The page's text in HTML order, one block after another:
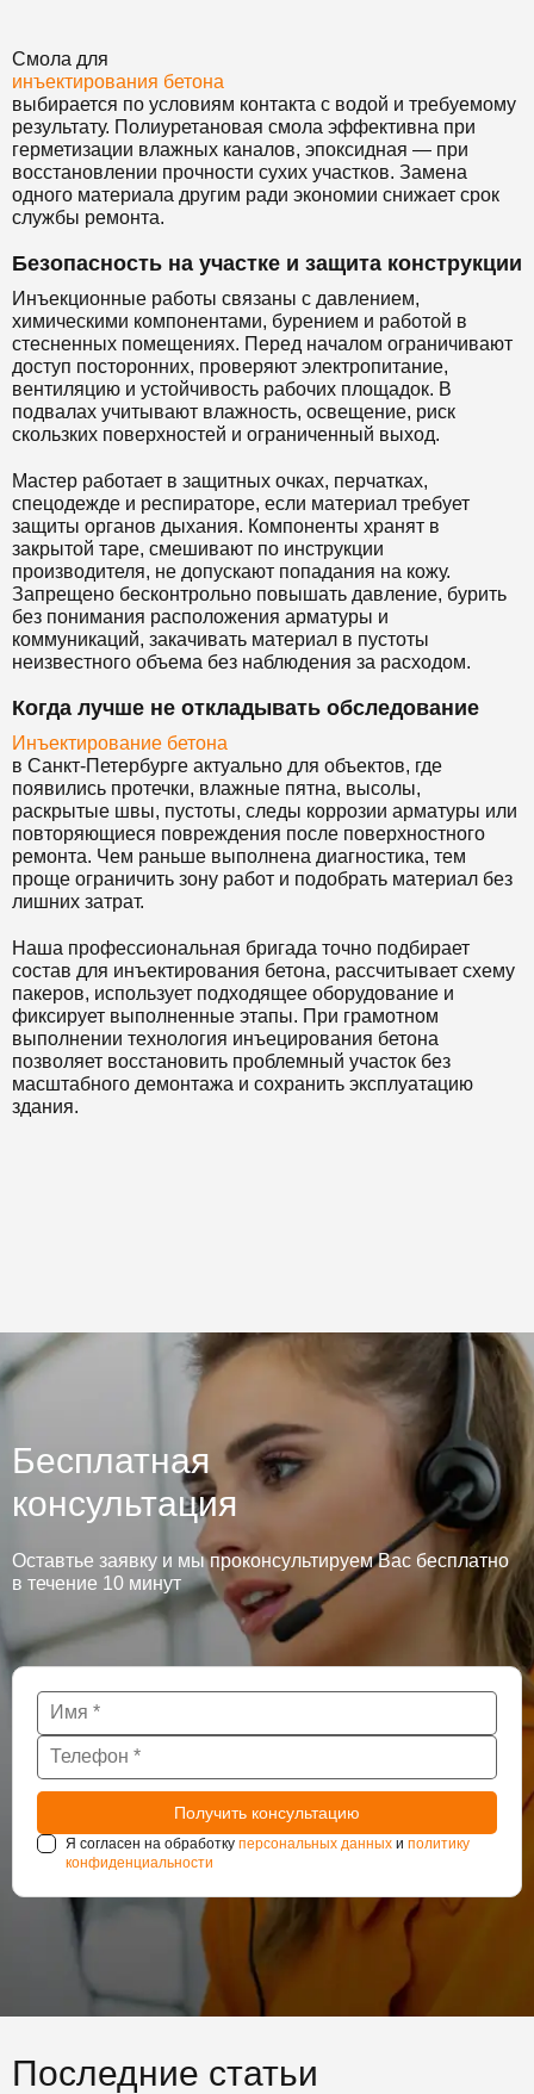
Смола для
инъектирования бетона
выбирается по условиям контакта с водой и требуемому
результату. Полиуретановая смола эффективна при
герметизации влажных каналов, эпоксидная — при
восстановлении прочности сухих участков. Замена
одного материала другим ради экономии снижает срок
службы ремонта.
Безопасность на участке и защита конструкции
Инъекционные работы связаны с давлением,
химическими компонентами, бурением и работой в
стесненных помещениях. Перед началом ограничивают
доступ посторонних, проверяют электропитание,
вентиляцию и устойчивость рабочих площадок. В
подвалах учитывают влажность, освещение, риск
скользких поверхностей и ограниченный выход.
Мастер работает в защитных очках, перчатках,
спецодежде и респираторе, если материал требует
защиты органов дыхания. Компоненты хранят в
закрытой таре, смешивают по инструкции
производителя, не допускают попадания на кожу.
Запрещено бесконтрольно повышать давление, бурить
без понимания расположения арматуры и
коммуникаций, закачивать материал в пустоты
неизвестного объема без наблюдения за расходом.
Когда лучше не откладывать обследование
Инъектирование бетона
в Санкт-Петербурге актуально для объектов, где
появились протечки, влажные пятна, высолы,
раскрытые швы, пустоты, следы коррозии арматуры или
повторяющиеся повреждения после поверхностного
ремонта. Чем раньше выполнена диагностика, тем
проще ограничить зону работ и подобрать материал без
лишних затрат.
Наша профессиональная бригада точно подбирает
состав для инъектирования бетона, рассчитывает схему
пакеров, использует подходящее оборудование и
фиксирует выполненные этапы. При грамотном
выполнении технология инъецирования бетона
позволяет восстановить проблемный участок без
масштабного демонтажа и сохранить эксплуатацию
здания.
Бесплатная
консультация
Оставтье заявку и мы проконсультируем Вас бесплатно
в течение 10 минут
Я согласен на обработку персональных данных и политику
конфиденциальности
Последние статьи